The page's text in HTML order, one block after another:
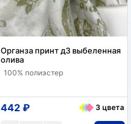
Органза принт д3 выбеленная
олива
100% полиэстер
442 ₽ 3 цвета